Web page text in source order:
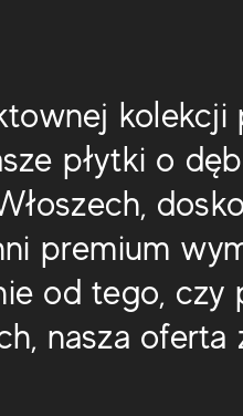
kolekcji
płytki o
premium
od tego, czy
nasza oferta